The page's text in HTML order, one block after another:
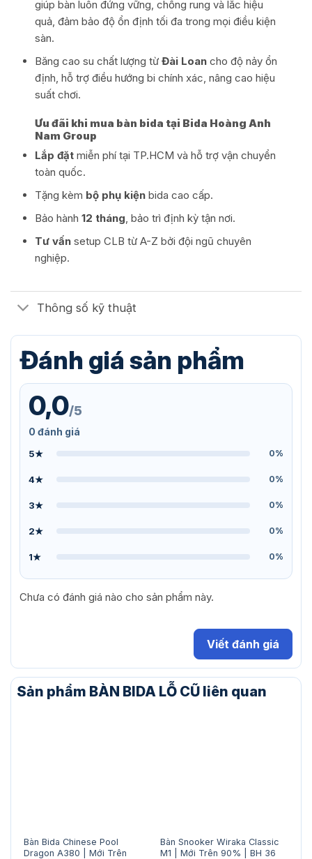
giúp bàn luôn đứng vững, chống rung và lắc hiệu
quả, đảm bảo độ ổn định tối đa trong mọi điều kiện
sàn.
Băng cao su chất lượng từ Đài Loancho độ nảy ổn
định, hỗ trợ điều hướng bi chính xác, nâng cao hiệu
suất chơi.
Ưu đãi khi mua bàn bida tại Bida Hoàng Anh
Nam Group
Lắp đặt miễn phí tại TP.HCM và hỗ trợ vận chuyển
toàn quốc.
Tặng kèm bộ phụ kiệnbida cao cấp.
Bảo hành 12 tháng, bảo trì định kỳ tận nơi.
Tư vấnsetup CLB từ A-Z bởi đội ngũ chuyên
nghiệp.
Thông số kỹ thuật
Đánh giá sản phẩm
0,0/5
0 đánh giá
5★ 0%
4★ 0%
3★ 0%
2★ 0%
1★ 0%
Chưa có đánh giá nào cho sản phẩm này.
Viết đánh giá
Sản phẩm BÀN BIDA LỖ CŨ liên quan
Bàn Bida Chinese Pool
Dragon A380 | Mới Trên
Bàn Snooker Wiraka Classic
M1 | Mới Trên 90% | BH 36